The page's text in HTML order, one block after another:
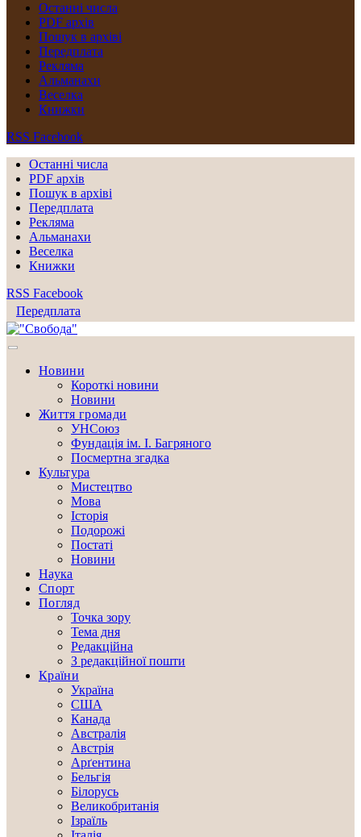
Останні числа
PDF архів
Пошук в архіві
Передплата
Рекляма
Альманахи
Веселка
Книжки
RSS Facebook
Останні числа
PDF архів
Пошук в архіві
Передплата
Рекляма
Альманахи
Веселка
Книжки
RSS Facebook
Передплата
Новини
Короткі новини
Новини
Життя громади
УНСоюз
Фундація ім. І. Багряного
Посмертна згадка
Культура
Мистецтво
Мова
Історія
Подорожі
Постаті
Новини
Наука
Спорт
Погляд
Точка зору
Тема дня
Редакційна
З редакційної пошти
Країни
Україна
США
Канада
Австралія
Австрія
Арґентина
Бельгія
Білорусь
Великобританія
Ізраїль